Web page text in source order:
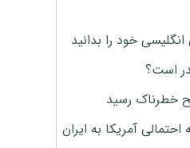
خود را بدانید
خطرناک رسید
آمریکا به ایران